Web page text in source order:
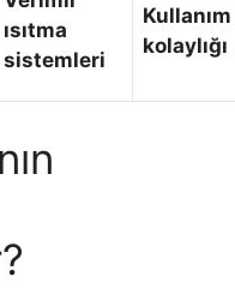
ısıtma
sistemleri
Kullanım
kolaylığı